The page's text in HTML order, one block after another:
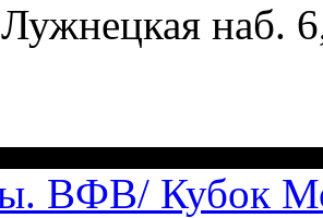
Лужнецкая наб.
ВФВ/ Кубок